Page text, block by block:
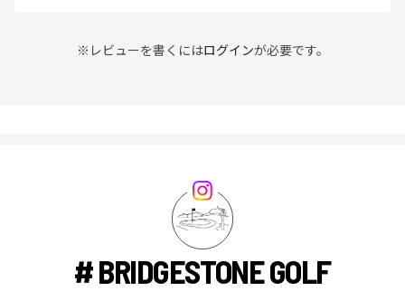
※レビューを書くにはログインが必要です。
# BRIDGESTONE GOLF